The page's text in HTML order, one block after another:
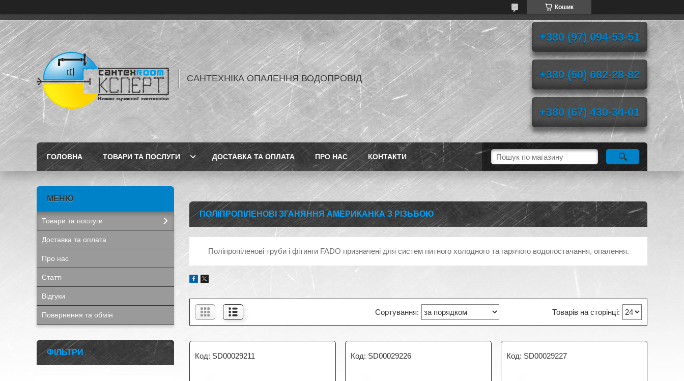
Кошик
САНТЕХНІКА ОПАЛЕННЯ ВОДОПРОВІД
+380 (97) 094-53-51
+380 (50) 682-28-82
+380 (67) 430-34-01
ГОЛОВНА ТОВАРИ ТА ПОСЛУГИ ДОСТАВКА ТА ОПЛАТА ПРО НАС КОНТАКТИ
ПОЛІПРОПІЛЕНОВІ ЗГАНЯННЯ АМЕРИКАНКА З РІЗЬБОЮ
Поліпропіленові труби і фітинги FADO призначені для систем питного холодного та гарячого водопостачання, опалення.
SD00029211 SD00029226 SD00029227
Товари та послуги
Доставка та оплата
Про нас
Статті
Відгуки
Повернення та обмін
ФІЛЬТРИ